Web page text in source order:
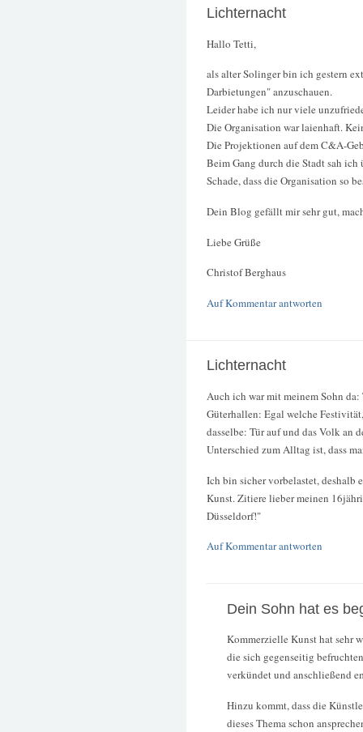
Lichternacht
Hallo Tetti,
als alter Solinger bin ich gestern
Darbietungen" anzuschauen.
Leider habe ich nur viele
Die Organisation war laienhaft.
Die Projektionen auf dem C&A-
Beim Gang durch die Stadt sah
Schade, dass die Organisation so
Dein Blog gefällt mir sehr gut,
Liebe Grüße
Christof Berghaus
Auf Kommentar antworten
Lichternacht
Auch ich war mit meinem Sohn
Güterhallen: Egal welche
dasselbe: Tür auf und das Volk an
Unterschied zum Alltag ist, dass
Ich bin sicher vorbelastet, deshalb
Kunst. Zitiere lieber meinen
Düsseldorf!"
Auf Kommentar antworten
Dein Sohn hat es
Kommerzielle Kunst hat sehr
die sich gegenseitig
verkündet und anschließend
Hinzu kommt, dass die
dieses Thema schon